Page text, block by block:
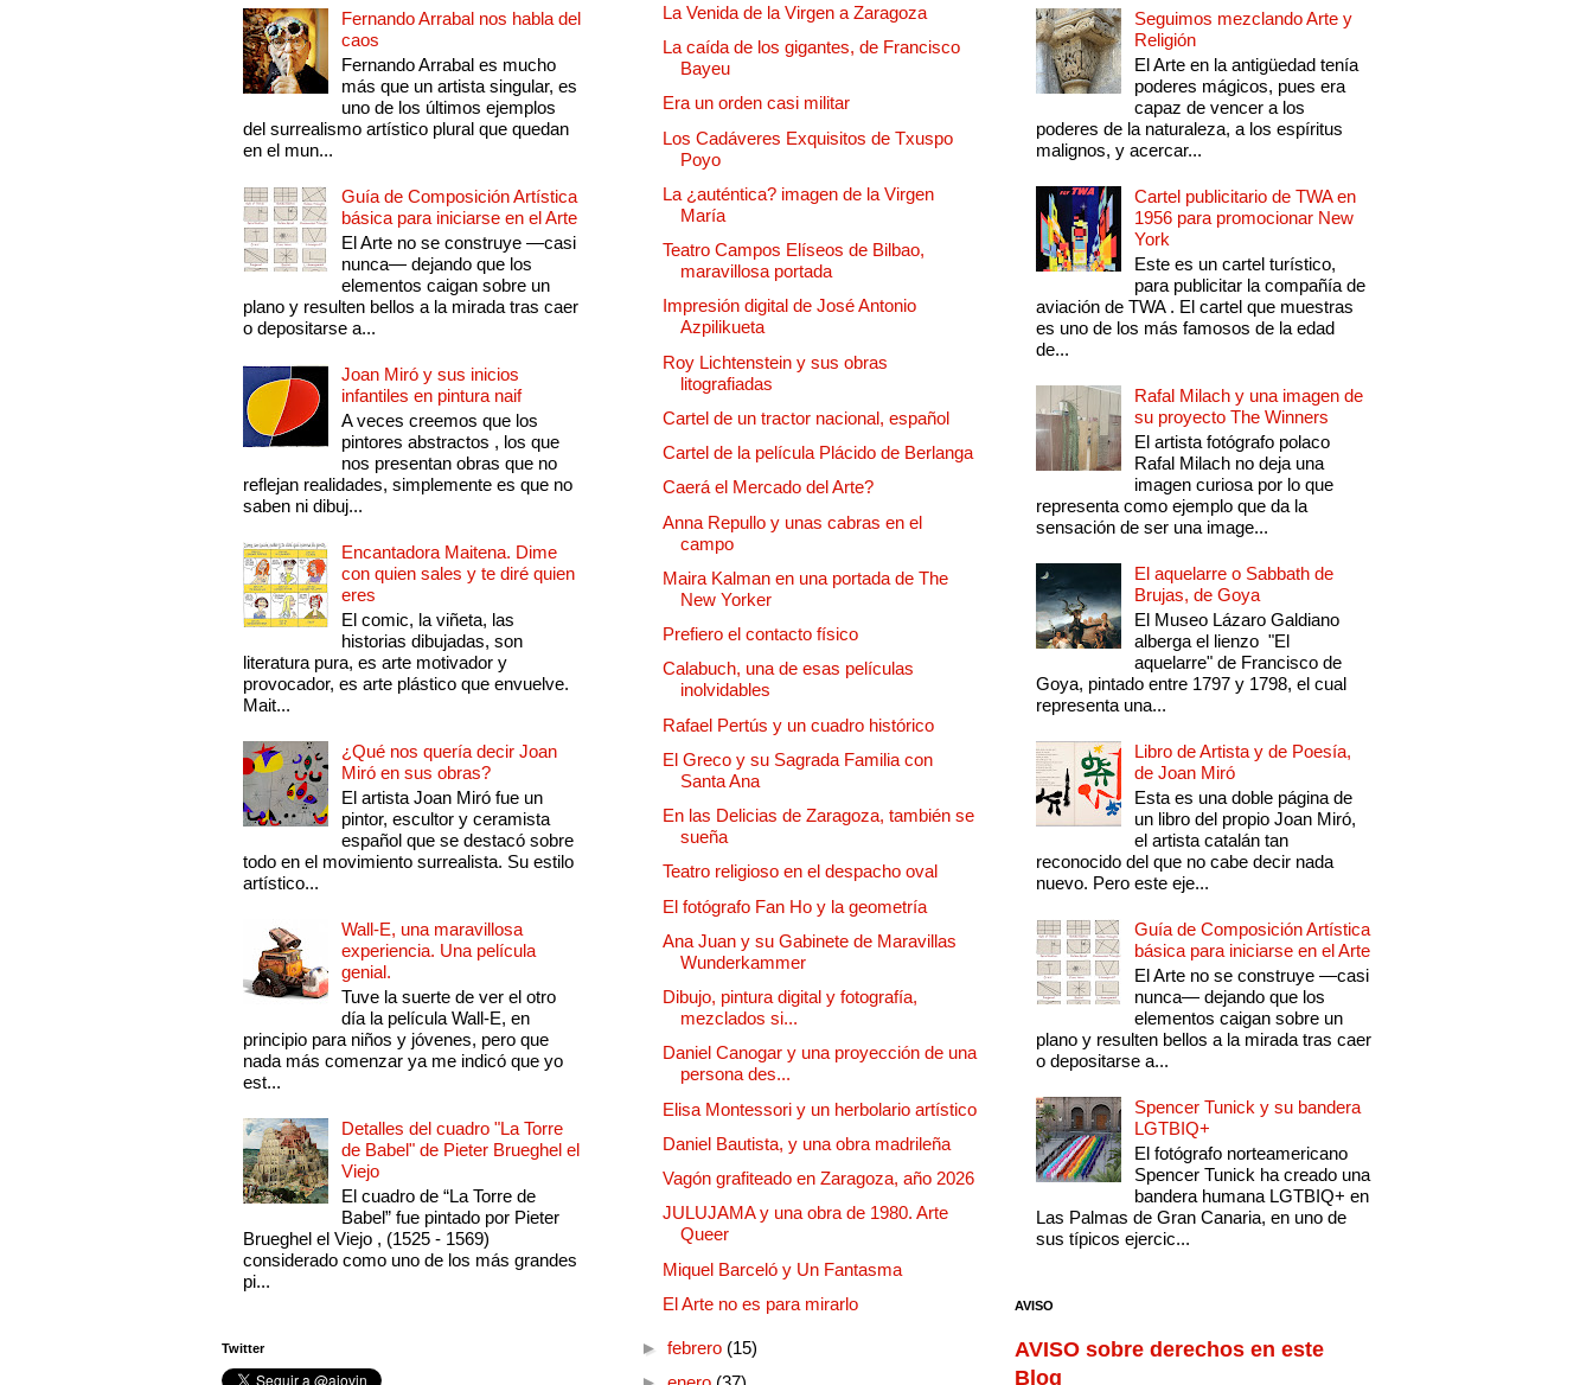
Fernando Arrabal nos habla del
caos
Fernando Arrabal es mucho
más que un artista singular, es
uno de los últimos ejemplos
del surrealismo artístico plural que quedan
en el mun...
Guía de Composición Artística
básica para iniciarse en el Arte
El Arte no se construye —casi
nunca— dejando que los
elementos caigan sobre un
plano y resulten bellos a la mirada tras caer
o depositarse a...
Joan Miró y sus inicios
infantiles en pintura naif
A veces creemos que los
pintores abstractos , los que
nos presentan obras que no
reflejan realidades, simplemente es que no
saben ni dibuj...
Encantadora Maitena. Dime
con quien sales y te diré quien
eres
El comic, la viñeta, las
historias dibujadas, son
literatura pura, es arte motivador y
provocador, es arte plástico que envuelve.
Mait...
¿Qué nos quería decir Joan
Miró en sus obras?
El artista Joan Miró fue un
pintor, escultor y ceramista
español que se destacó sobre
todo en el movimiento surrealista. Su estilo
artístico...
Wall-E, una maravillosa
experiencia. Una película
genial.
Tuve la suerte de ver el otro
día la película Wall-E, en
principio para niños y jóvenes, pero que
nada más comenzar ya me indicó que yo
est...
Detalles del cuadro "La Torre
de Babel" de Pieter Brueghel el
Viejo
El cuadro de “La Torre de
Babel” fue pintado por Pieter
Brueghel el Viejo , (1525 - 1569)
considerado como uno de los más grandes
pi...
Twitter
La Venida de la Virgen a Zaragoza
La caída de los gigantes, de Francisco
Bayeu
Era un orden casi militar
Los Cadáveres Exquisitos de Txuspo
Poyo
La ¿auténtica? imagen de la Virgen
María
Teatro Campos Elíseos de Bilbao,
maravillosa portada
Impresión digital de José Antonio
Azpilikueta
Roy Lichtenstein y sus obras
litografiadas
Cartel de un tractor nacional, español
Cartel de la película Plácido de Berlanga
Caerá el Mercado del Arte?
Anna Repullo y unas cabras en el
campo
Maira Kalman en una portada de The
New Yorker
Prefiero el contacto físico
Calabuch, una de esas películas
inolvidables
Rafael Pertús y un cuadro histórico
El Greco y su Sagrada Familia con
Santa Ana
En las Delicias de Zaragoza, también se
sueña
Teatro religioso en el despacho oval
El fotógrafo Fan Ho y la geometría
Ana Juan y su Gabinete de Maravillas
Wunderkammer
Dibujo, pintura digital y fotografía,
mezclados si...
Daniel Canogar y una proyección de una
persona des...
Elisa Montessori y un herbolario artístico
Daniel Bautista, y una obra madrileña
Vagón grafiteado en Zaragoza, año 2026
JULUJAMA y una obra de 1980. Arte
Queer
Miquel Barceló y Un Fantasma
El Arte no es para mirarlo
► febrero (15)
Seguimos mezclando Arte y
Religión
El Arte en la antigüedad tenía
poderes mágicos, pues era
capaz de vencer a los
poderes de la naturaleza, a los espíritus
malignos, y acercar...
Cartel publicitario de TWA en
1956 para promocionar New
York
Este es un cartel turístico,
para publicitar la compañía de
aviación de TWA . El cartel que muestras
es uno de los más famosos de la edad
de...
Rafal Milach y una imagen de
su proyecto The Winners
El artista fotógrafo polaco
Rafal Milach no deja una
imagen curiosa por lo que
representa como ejemplo que da la
sensación de ser una image...
El aquelarre o Sabbath de
Brujas, de Goya
El Museo Lázaro Galdiano
alberga el lienzo "El
aquelarre" de Francisco de
Goya, pintado entre 1797 y 1798, el cual
representa una...
Libro de Artista y de Poesía,
de Joan Miró
Esta es una doble página de
un libro del propio Joan Miró,
el artista catalán tan
reconocido del que no cabe decir nada
nuevo. Pero este eje...
Guía de Composición Artística
básica para iniciarse en el Arte
El Arte no se construye —casi
nunca— dejando que los
elementos caigan sobre un
plano y resulten bellos a la mirada tras caer
o depositarse a...
Spencer Tunick y su bandera
LGTBIQ+
El fotógrafo norteamericano
Spencer Tunick ha creado una
bandera humana LGTBIQ+ en
Las Palmas de Gran Canaria, en uno de
sus típicos ejercic...
AVISO
AVISO sobre derechos en este
Blog